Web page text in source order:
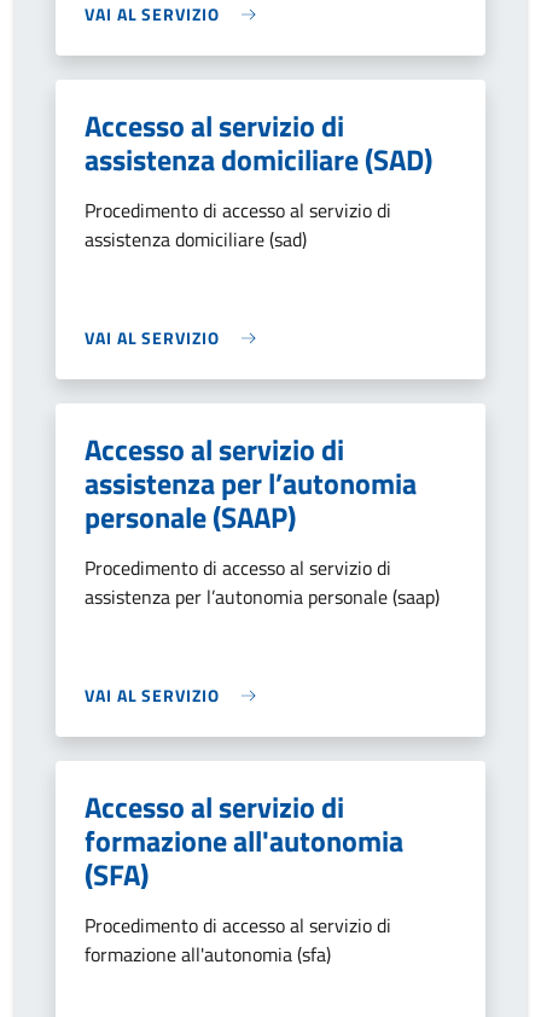
VAI AL SERVIZIO
Accesso al servizio di
assistenza domiciliare (SAD)
Procedimento di accesso al servizio di
assistenza domiciliare (sad)
VAI AL SERVIZIO
Accesso al servizio di
assistenza per l’autonomia
personale (SAAP)
Procedimento di accesso al servizio di
assistenza per l’autonomia personale (saap)
VAI AL SERVIZIO
Accesso al servizio di
formazione all'autonomia
(SFA)
Procedimento di accesso al servizio di
formazione all'autonomia (sfa)